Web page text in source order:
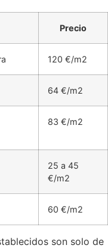
Precio
120 €/m2
64 €/m2
83 €/m2
25 a 45
€/m2
60 €/m2
son solo de